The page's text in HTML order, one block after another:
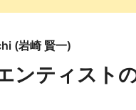
(岩崎 賢一)
ンティスト